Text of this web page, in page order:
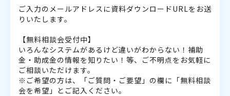
ご入力のメールアドレスに資料ダウンロードURLをお送
りいたします。
【無料相談会受付中】
いろんなシステムがあるけど違いがわからない！補助
金・助成金の情報を知りたい！等、ご不明点をお気軽に
ご相談いただけます。
※ご希望の方は、「ご質問・ご要望」の欄に「無料相談
会を希望」とご記入ください。